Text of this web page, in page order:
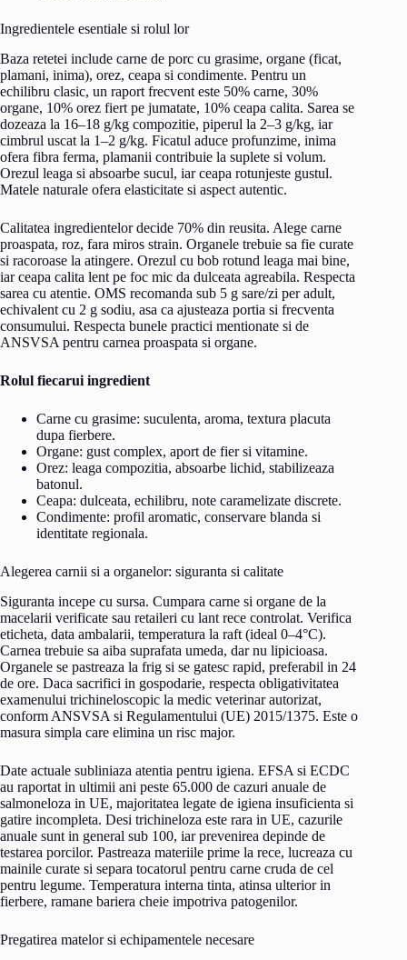
Ingredientele esentiale si rolul lor
Baza retetei include carne de porc cu grasime, organe (ficat,
plamani, inima), orez, ceapa si condimente. Pentru un
echilibru clasic, un raport frecvent este 50% carne, 30%
organe, 10% orez fiert pe jumatate, 10% ceapa calita. Sarea se
dozeaza la 16–18 g/kg compozitie, piperul la 2–3 g/kg, iar
cimbrul uscat la 1–2 g/kg. Ficatul aduce profunzime, inima
ofera fibra ferma, plamanii contribuie la suplete si volum.
Orezul leaga si absoarbe sucul, iar ceapa rotunjeste gustul.
Matele naturale ofera elasticitate si aspect autentic.
Calitatea ingredientelor decide 70% din reusita. Alege carne
proaspata, roz, fara miros strain. Organele trebuie sa fie curate
si racoroase la atingere. Orezul cu bob rotund leaga mai bine,
iar ceapa calita lent pe foc mic da dulceata agreabila. Respecta
sarea cu atentie. OMS recomanda sub 5 g sare/zi per adult,
echivalent cu 2 g sodiu, asa ca ajusteaza portia si frecventa
consumului. Respecta bunele practici mentionate si de
ANSVSA pentru carnea proaspata si organe.
Rolul fiecarui ingredient
Carne cu grasime: suculenta, aroma, textura placuta
dupa fierbere.
Organe: gust complex, aport de fier si vitamine.
Orez: leaga compozitia, absoarbe lichid, stabilizeaza
batonul.
Ceapa: dulceata, echilibru, note caramelizate discrete.
Condimente: profil aromatic, conservare blanda si
identitate regionala.
Alegerea carnii si a organelor: siguranta si calitate
Siguranta incepe cu sursa. Cumpara carne si organe de la
macelarii verificate sau retaileri cu lant rece controlat. Verifica
eticheta, data ambalarii, temperatura la raft (ideal 0–4°C).
Carnea trebuie sa aiba suprafata umeda, dar nu lipicioasa.
Organele se pastreaza la frig si se gatesc rapid, preferabil in 24
de ore. Daca sacrifici in gospodarie, respecta obligativitatea
examenului trichineloscopic la medic veterinar autorizat,
conform ANSVSA si Regulamentului (UE) 2015/1375. Este o
masura simpla care elimina un risc major.
Date actuale subliniaza atentia pentru igiena. EFSA si ECDC
au raportat in ultimii ani peste 65.000 de cazuri anuale de
salmoneloza in UE, majoritatea legate de igiena insuficienta si
gatire incompleta. Desi trichineloza este rara in UE, cazurile
anuale sunt in general sub 100, iar prevenirea depinde de
testarea porcilor. Pastreaza materiile prime la rece, lucreaza cu
mainile curate si separa tocatorul pentru carne cruda de cel
pentru legume. Temperatura interna tinta, atinsa ulterior in
fierbere, ramane bariera cheie impotriva patogenilor.
Pregatirea matelor si echipamentele necesare